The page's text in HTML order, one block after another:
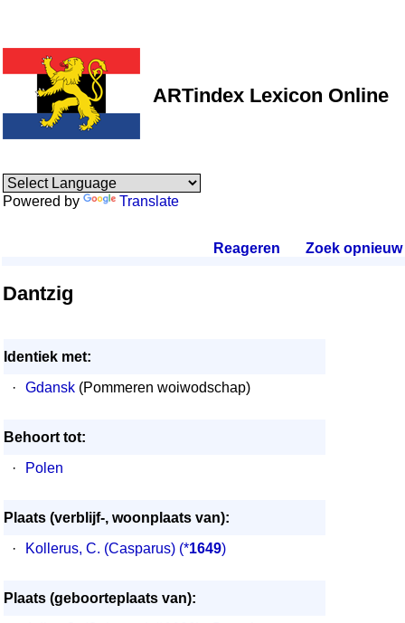
ARTindex Lexicon Online
Powered by Translate
Reageren Zoek opnieuw.
Dantzig
Identiek met:
·
Gdansk (Pommeren woiwodschap)
Behoort tot:
·
Polen
Plaats (verblijf-, woonplaats van):
·
Kollerus, C. (Casparus) (*1649)
Plaats (geboorteplaats van):